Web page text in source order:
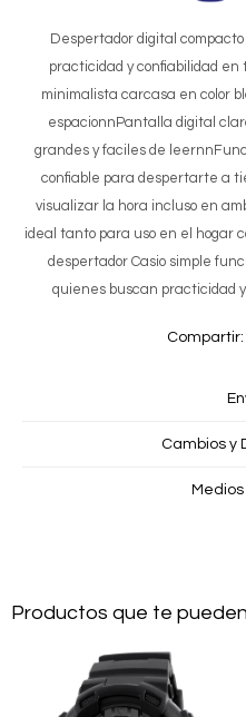
Despertador digital
practicidad y confiabilidad en
minimalista carcasa en color
espacionnPantalla digital
grandes y faciles de
confiable para despertarte a
visualizar la hora incluso en
ideal tanto para uso en el hogar
despertador Casio simple
quienes buscan practicidad
Cambios y
Productos que te